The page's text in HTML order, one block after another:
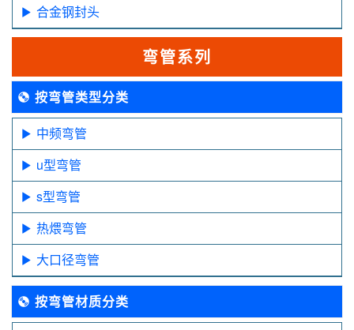
合金钢封头
弯管系列
按弯管类型分类
中频弯管
u型弯管
s型弯管
热煨弯管
大口径弯管
按弯管材质分类